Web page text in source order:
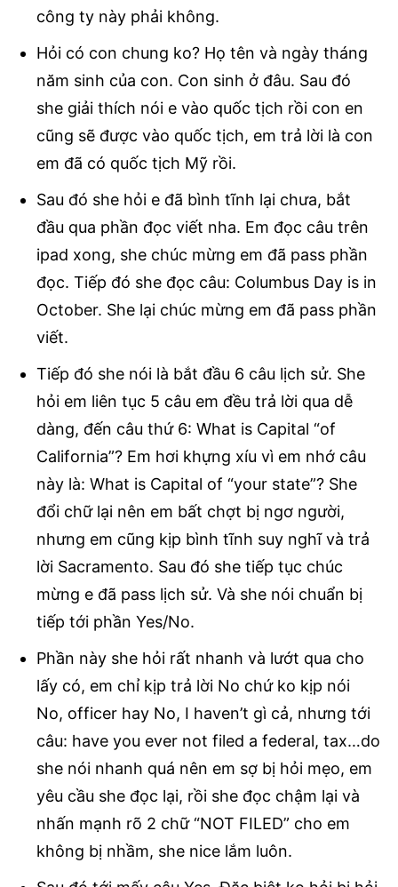
công ty này phải không.
Hỏi có con chung ko? Họ tên và ngày tháng
năm sinh của con. Con sinh ở đâu. Sau đó
she giải thích nói e vào quốc tịch rồi con en
cũng sẽ được vào quốc tịch, em trả lời là con
em đã có quốc tịch Mỹ rồi.
Sau đó she hỏi e đã bình tĩnh lại chưa, bắt
đầu qua phần đọc viết nha. Em đọc câu trên
ipad xong, she chúc mừng em đã pass phần
đọc. Tiếp đó she đọc câu: Columbus Day is in
October. She lại chúc mừng em đã pass phần
viết.
Tiếp đó she nói là bắt đầu 6 câu lịch sử. She
hỏi em liên tục 5 câu em đều trả lời qua dễ
dàng, đến câu thứ 6: What is Capital “of
California”? Em hơi khựng xíu vì em nhớ câu
này là: What is Capital of “your state”? She
đổi chữ lại nên em bất chợt bị ngơ người,
nhưng em cũng kịp bình tĩnh suy nghĩ và trả
lời Sacramento. Sau đó she tiếp tục chúc
mừng e đã pass lịch sử. Và she nói chuẩn bị
tiếp tới phần Yes/No.
Phần này she hỏi rất nhanh và lướt qua cho
lấy có, em chỉ kịp trả lời No chứ ko kịp nói
No, officer hay No, I haven’t gì cả, nhưng tới
câu: have you ever not filed a federal, tax…do
she nói nhanh quá nên em sợ bị hỏi mẹo, em
yêu cầu she đọc lại, rồi she đọc chậm lại và
nhấn mạnh rõ 2 chữ “NOT FILED” cho em
không bị nhầm, she nice lắm luôn.